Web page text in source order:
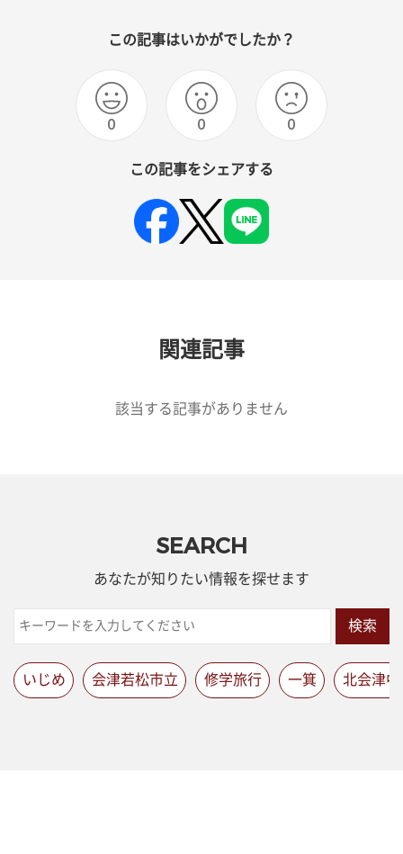
この記事はいかがでしたか？
0 0 0
この記事をシェアする
関連記事
該当する記事がありません
SEARCH
あなたが知りたい情報を探せます
検索
いじめ 会津若松市立 修学旅行 一箕 北会津中